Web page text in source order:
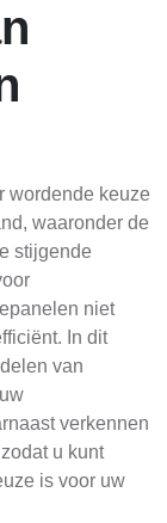
wordende keuze
waaronder de
stijgende
niet
In dit
van
verkennen
u kunt
is voor uw